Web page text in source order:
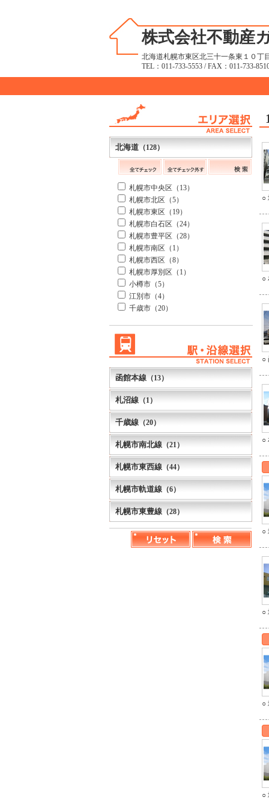
株式会社不動産
北海道札幌市東区北三十一条東１０丁
TEL： 011-733-5553 / FAX：011-733-
北海道 （128）
札幌市中央区（13）
札幌市北区（5）
札幌市東区（19）
札幌市白石区（24）
札幌市豊平区（28）
札幌市南区（1）
札幌市西区（8）
札幌市厚別区（1）
小樽市（5）
江別市（4）
千歳市（20）
函館本線 （13）
札沼線 （1）
千歳線 （20）
札幌市南北線 （21）
札幌市東西線 （44）
札幌市軌道線 （6）
札幌市東豊線 （28）
○
○
○
○
○
○
○
○